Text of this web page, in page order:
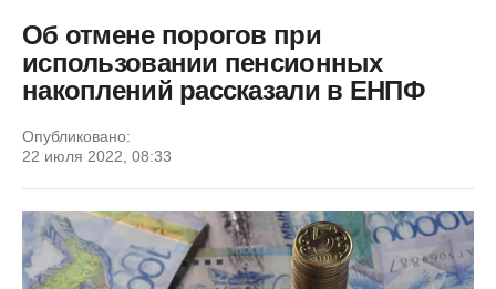
Об отмене порогов при
использовании пенсионных
накоплений рассказали в ЕНПФ
Опубликовано:
22 июля 2022, 08:33